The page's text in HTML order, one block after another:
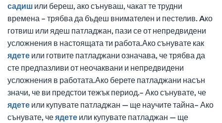
садиш или береш, ако сънуваш, чакат те трудни
времена – трябва да бъдеш внимателен и пестелив. Aко
готвиш или ядеш патладжан, пази се от непредвидени
усложнения в настоящата ти работа.Ако сънувате как
ядете или готвите патладжани означава, че трябва да
сте предпазливи от неочаквани и непредвидени
усложнения в работата.Ако берете патладжани насън
значи, че ви предстои тежък период.– Ако сънувате, че
ядете или купувате патладжан — ще научите тайна– Ако
сънувате, чеядете или купувате патладжан — ще